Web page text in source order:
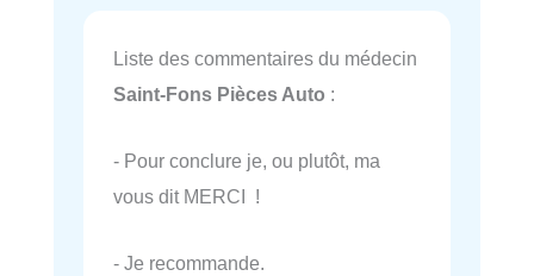
Liste des commentaires du médecin
Saint-Fons Pièces Auto :
- Pour conclure je, ou plutôt, ma
vous dit MERCI !
- Je recommande.